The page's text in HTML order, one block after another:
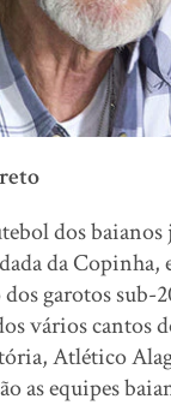
dos baianos
da Copinha,
garotos sub-
vários cantos
Atlético
as equipes